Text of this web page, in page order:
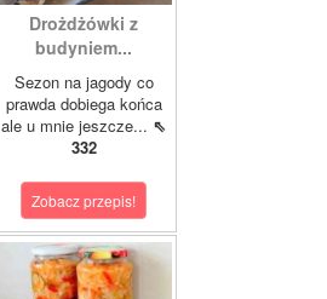
Drożdżówki z
budyniem...
Sezon na jagody co
prawda dobiega końca
ale u mnie jeszcze... ⇖
332
Zobacz przepis!